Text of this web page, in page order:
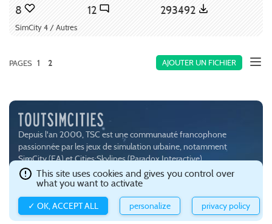
8 12 293492
SimCity 4 / Autres
AJOUTER UN FICHIER
PAGES 1 2
Depuis l'an 2000, TSC est une communauté francophone
passionnée par les jeux de simulation urbaine, notamment
SimCity (EA) et Cities:Skylines (Paradox Interactive).
Ce site est hébergé avec brio parGandi.Confidentialité et gestion
des cookies.
This site uses cookies and gives you control over
what you want to activate
✓ OK, ACCEPT ALL personalize privacy policy